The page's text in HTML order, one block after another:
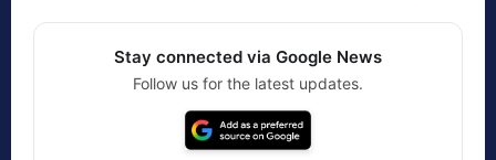
Stay connected via Google News
Follow us for the latest updates.